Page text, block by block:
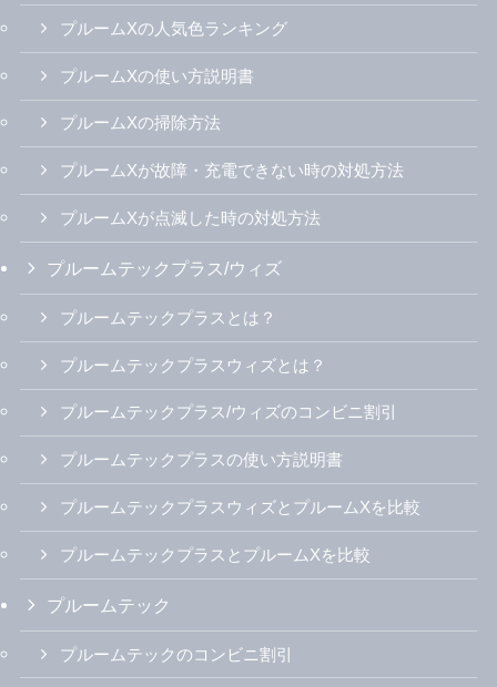
プルームXの人気色ランキング
プルームXの使い方説明書
プルームXの掃除方法
プルームXが故障・充電できない時の対処方法
プルームXが点滅した時の対処方法
プルームテックプラス/ウィズ
プルームテックプラスとは？
プルームテックプラスウィズとは？
プルームテックプラス/ウィズのコンビニ割引
プルームテックプラスの使い方説明書
プルームテックプラスウィズとプルームXを比較
プルームテックプラスとプルームXを比較
プルームテック
プルームテックのコンビニ割引